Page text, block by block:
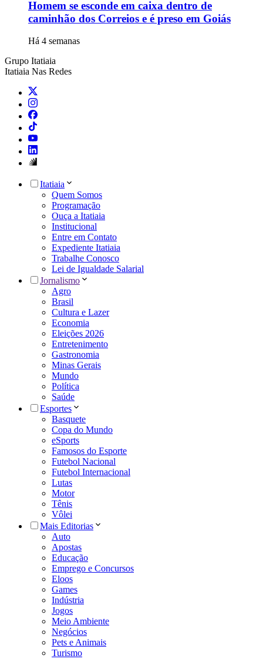
Homem se esconde em caixa dentro de
caminhão dos Correios e é preso em Goiás
Há 4 semanas
Grupo Itatiaia
Itatiaia Nas Redes
Itatiaia
Quem Somos
Programação
Ouça a Itatiaia
Institucional
Entre em Contato
Expediente Itatiaia
Trabalhe Conosco
Lei de Igualdade Salarial
Jornalismo
Agro
Brasil
Cultura e Lazer
Economia
Eleições 2026
Entretenimento
Gastronomia
Minas Gerais
Mundo
Política
Saúde
Esportes
Basquete
Copa do Mundo
eSports
Famosos do Esporte
Futebol Nacional
Futebol Internacional
Lutas
Motor
Tênis
Vôlei
Mais Editorias
Auto
Apostas
Educação
Emprego e Concursos
Eloos
Games
Indústria
Jogos
Meio Ambiente
Negócios
Pets e Animais
Turismo